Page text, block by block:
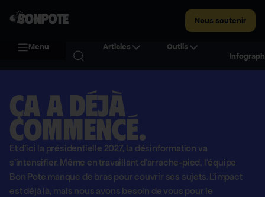
Nous soutenir
Menu Articles
Outils
Ça a déjà
commencé.
Et d'ici la présidentielle 2027, la désinformation va
s'intensifier. Même en travaillant d'arrache-pied, l'équipe
Bon Pote manque de bras pour couvrir ses sujets. L'impact
est déjà là, mais nous avons besoin de vous pour le